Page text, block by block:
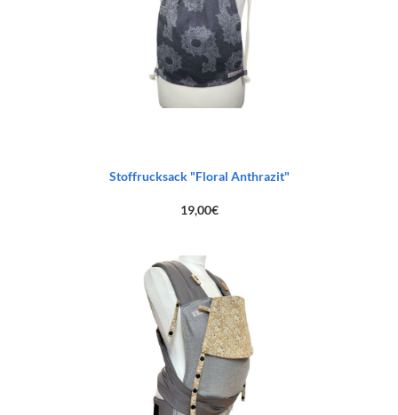
Stoffrucksack "Floral Anthrazit"
19,00€